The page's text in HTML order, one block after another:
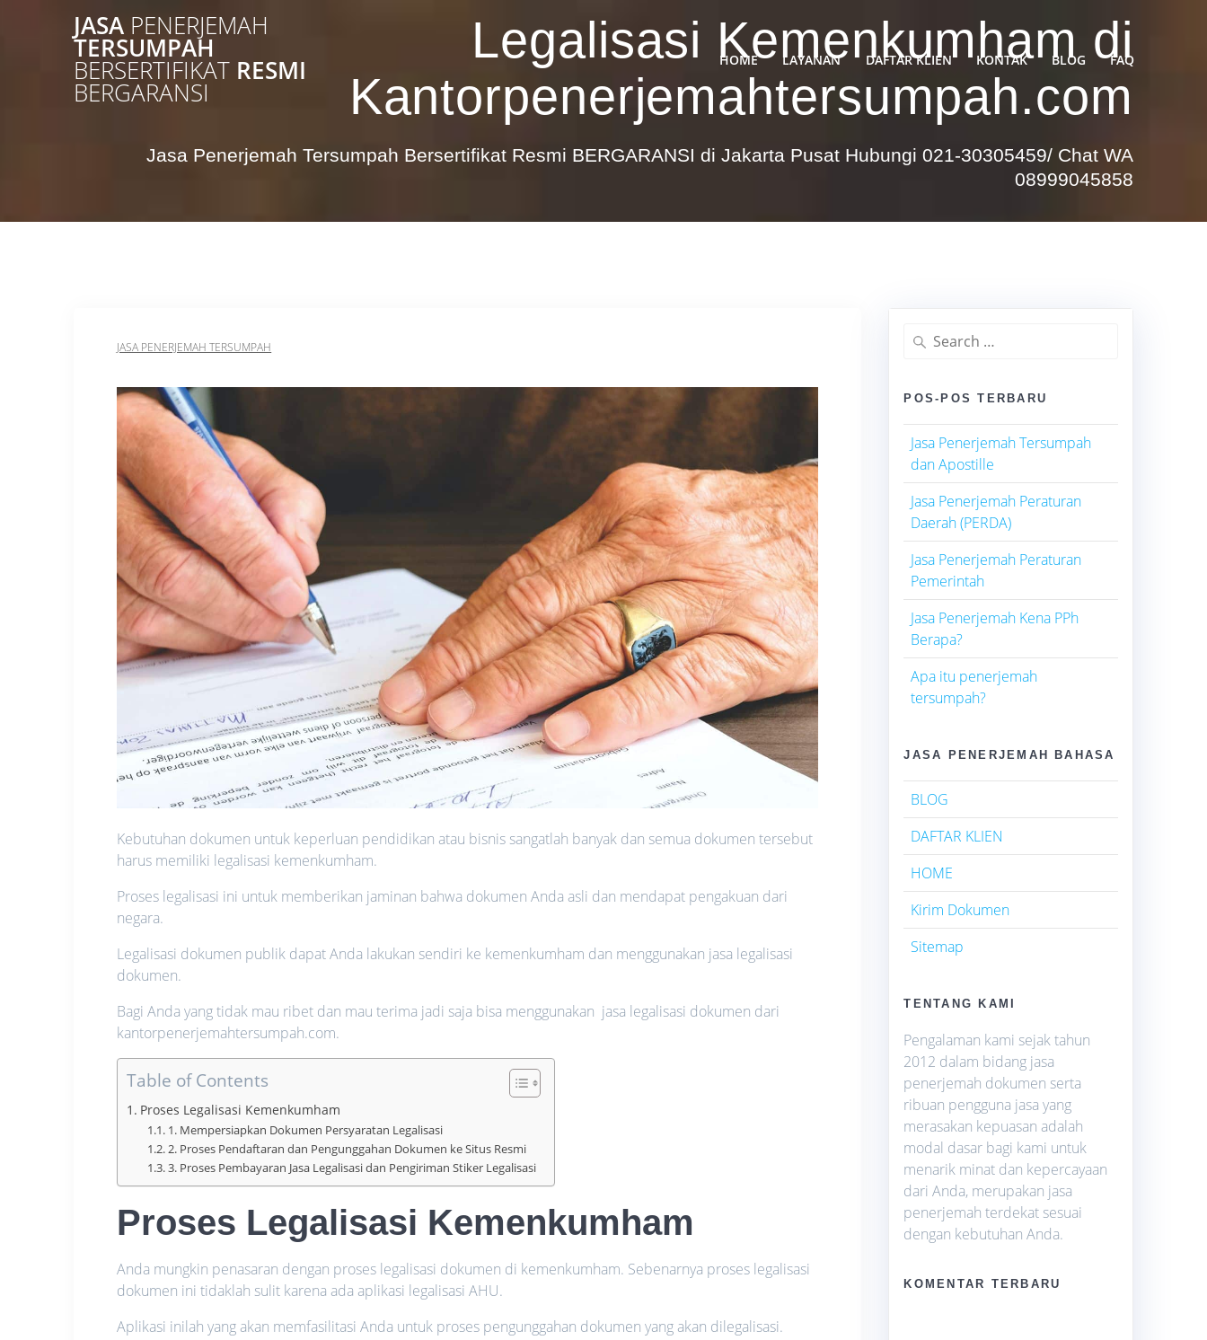
JASA PENERJEMAH
TERSUMPAH
BERSERTIFIKAT RESMI
BERGARANSI
HOME LAYANAN DAFTAR KLIEN KONTAK BLOG FAQ
Legalisasi Kemenkumham di
Kantorpenerjemahtersumpah.com
Jasa Penerjemah Tersumpah Bersertifikat Resmi BERGARANSI di Jakarta Pusat Hubungi 021-30305459/ Chat WA
08999045858
JASA PENERJEMAH TERSUMPAH
Kebutuhan dokumen untuk keperluan pendidikan atau bisnis sangatlah banyak dan semua dokumen tersebut
harus memiliki legalisasi kemenkumham.
Proses legalisasi ini untuk memberikan jaminan bahwa dokumen Anda asli dan mendapat pengakuan dari
negara.
Legalisasi dokumen publik dapat Anda lakukan sendiri ke kemenkumham dan menggunakan jasa legalisasi
dokumen.
Bagi Anda yang tidak mau ribet dan mau terima jadi saja bisa menggunakan jasa legalisasi dokumen dari
kantorpenerjemahtersumpah.com.
Table of Contents
Proses Legalisasi Kemenkumham
1. Mempersiapkan Dokumen Persyaratan Legalisasi
2. Proses Pendaftaran dan Pengunggahan Dokumen ke Situs Resmi
3. Proses Pembayaran Jasa Legalisasi dan Pengiriman Stiker Legalisasi
Proses Legalisasi Kemenkumham
Anda mungkin penasaran dengan proses legalisasi dokumen di kemenkumham. Sebenarnya proses legalisasi
dokumen ini tidaklah sulit karena ada aplikasi legalisasi AHU.
Aplikasi inilah yang akan memfasilitasi Anda untuk proses pengunggahan dokumen yang akan dilegalisasi.
Search
for:
POS-POS TERBARU
Jasa Penerjemah Tersumpah
dan Apostille
Jasa Penerjemah Peraturan
Daerah (PERDA)
Jasa Penerjemah Peraturan
Pemerintah
Jasa Penerjemah Kena PPh
Berapa?
Apa itu penerjemah
tersumpah?
JASA PENERJEMAH BAHASA
BLOG
DAFTAR KLIEN
HOME
Kirim Dokumen
Sitemap
TENTANG KAMI
Pengalaman kami sejak tahun
2012 dalam bidang jasa
penerjemah dokumen serta
ribuan pengguna jasa yang
merasakan kepuasan adalah
modal dasar bagi kami untuk
menarik minat dan kepercayaan
dari Anda, merupakan jasa
penerjemah terdekat sesuai
dengan kebutuhan Anda.
KOMENTAR TERBARU